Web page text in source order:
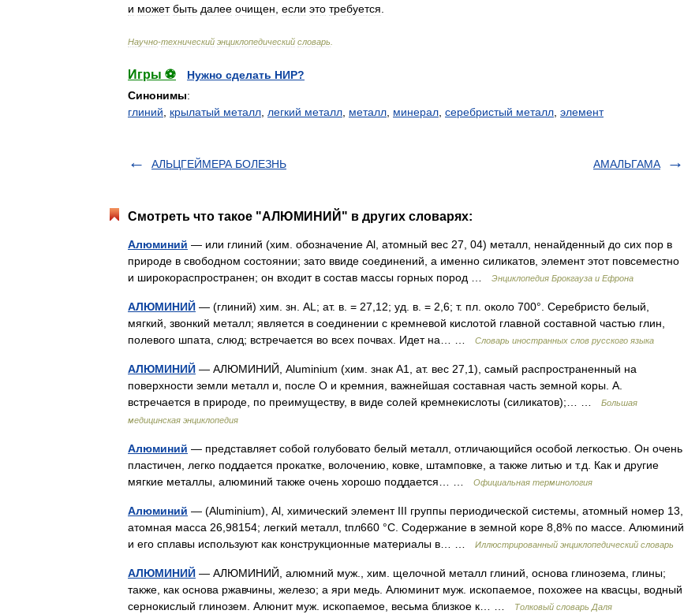
и может быть далее очищен если это требуется
Научно-технический энциклопедический словарь
Игры ⚽
Нужно сделать НИР?
Синонимы:
глиний
крылатый металл легкий металл металл минерал серебристый металл элемент
АЛЬЦГЕЙМЕРА БОЛЕЗНЬ АМАЛЬГАМА
Смотреть что такое "АЛЮМИНИЙ" в других словарях:
Алюминий — или глиний (хим. обозначение Al, атомный вес 27, 04) металл, ненайденный до сих пор в
природе в свободном состоянии; зато ввиде соединений, а именно силикатов, элемент этот повсеместно
и широкораспространен; он входит в состав массы горных пород …
Энциклопедия Брокгауза и Ефрона
АЛЮМИНИЙ — (глиний) хим. зн. AL; ат. в. = 27,12; уд. в. = 2,6; т. пл. около 700°. Серебристо белый,
мягкий, звонкий металл; является в соединении с кремневой кислотой главной составной частью глин,
полевого шпата, слюд; встречается во всех почвах. Идет на… …
Словарь иностранных слов русского языка
АЛЮМИНИЙ — АЛЮМИНИЙ, Aluminium (хим. знак А1, ат. вес 27,1), самый распространенный на
поверхности земли металл и, после О и кремния, важнейшая составная часть земной коры. А.
встречается в природе, по преимуществу, в виде солей кремнекислоты (силикатов);… …
Большая
медицинская энциклопедия
Алюминий — представляет собой голубовато белый металл, отличающийся особой легкостью. Он очень
пластичен, легко поддается прокатке, волочению, ковке, штамповке, а также литью и т.д. Как и другие
мягкие металлы, алюминий также очень хорошо поддается… …
Официальная терминология
Алюминий — (Aluminium), Al, химический элемент III группы периодической системы, атомный номер 13,
атомная масса 26,98154; легкий металл, tпл660 °С. Содержание в земной коре 8,8% по массе. Алюминий
и его сплавы используют как конструкционные материалы в… …
Иллюстрированный энциклопедический словарь
АЛЮМИНИЙ — АЛЮМИНИЙ, алюмний муж., хим. щелочной металл глиний, основа глинозема, глины;
также, как основа ржавчины, железо; а яри медь. Алюминит муж. ископаемое, похожее на квасцы, водный
сернокислый глинозем. Алюнит муж. ископаемое, весьма близкое к… …
Толковый словарь Даля